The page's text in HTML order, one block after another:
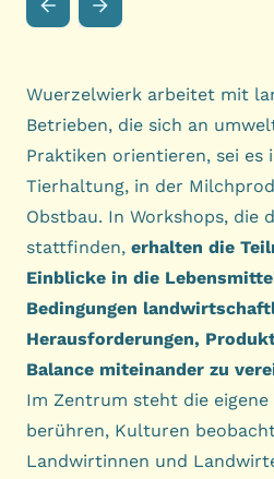
Wuerzelwierk arbeitet mit
Betrieben, die sich an
Praktiken orientieren, sei es
Tierhaltung, in der
Obstbau. In Workshops, die
stattfinden, erhalten die
Einblicke in die
Bedingungen
Herausforderungen,
Balance miteinander zu
Im Zentrum steht die eigene
berühren, Kulturen
Landwirtinnen und